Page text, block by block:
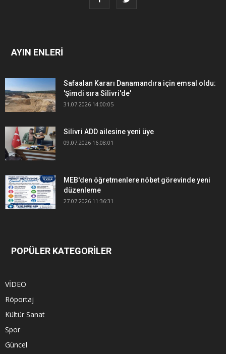
AYIN ENLERİ
Safaalan Kararı Danamandıra için emsal oldu:
'Şimdi sıra Silivri'de'
31.07.2026 14:00:05
Silivri ADD ailesine yeni üye
09.07.2026 16:08:01
MEB'den öğretmenlere nöbet görevinde yeni
düzenleme
27.07.2026 11:36:31
POPÜLER KATEGORİLER
VİDEO
Röportaj
Kültür Sanat
Spor
Güncel